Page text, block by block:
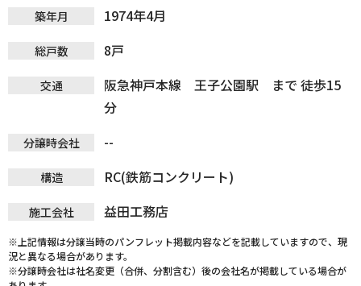
築年月 1974年4月
総戸数 8戸
交通
阪急神戸本線 王子公園駅 まで 徒歩15
分
分譲時会社 --
構造 RC(鉄筋コンクリート)
施工会社 益田工務店
※上記情報は分譲当時のパンフレット掲載内容などを記載していますので、現
況と異なる場合があります。
※分譲時会社は社名変更（合併、分割含む）後の会社名が掲載している場合が